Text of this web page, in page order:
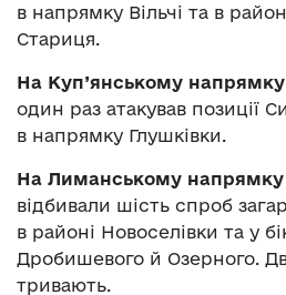
в напрямку Вільчі та в
Стариця.
На Куп’янському напрямку
один раз атакував позиції
в напрямку Глушківки.
На Лиманському напрямку
відбивали шість спроб
в районі Новоселівки та у
Дробишевого й Озерного.
тривають.